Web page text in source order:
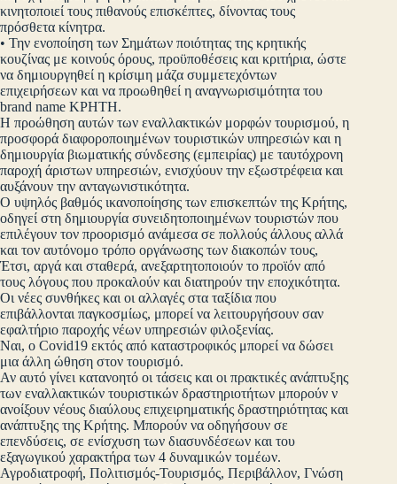
κινητοποιεί τους πιθανούς επισκέπτες, δίνοντας τους
πρόσθετα κίνητρα.
• Την ενοποίηση των Σημάτων ποιότητας της κρητικής
κουζίνας με κοινούς όρους, προϋποθέσεις και κριτήρια, ώστε
να δημιουργηθεί η κρίσιμη μάζα συμμετεχόντων
επιχειρήσεων και να προωθηθεί η αναγνωρισιμότητα του
brand name ΚΡΗΤΗ.
Η προώθηση αυτών των εναλλακτικών μορφών τουρισμού, η
προσφορά διαφοροποιημένων τουριστικών υπηρεσιών και η
δημιουργία βιωματικής σύνδεσης (εμπειρίας) με ταυτόχρονη
παροχή άριστων υπηρεσιών, ενισχύουν την εξωστρέφεια και
αυξάνουν την ανταγωνιστικότητα.
Ο υψηλός βαθμός ικανοποίησης των επισκεπτών της Κρήτης,
οδηγεί στη δημιουργία συνειδητοποιημένων τουριστών που
επιλέγουν τον προορισμό ανάμεσα σε πολλούς άλλους αλλά
και τον αυτόνομο τρόπο οργάνωσης των διακοπών τους,
Έτσι, αργά και σταθερά, ανεξαρτητοποιούν το προϊόν από
τους λόγους που προκαλούν και διατηρούν την εποχικότητα.
Οι νέες συνθήκες και οι αλλαγές στα ταξίδια που
επιβάλλονται παγκοσμίως, μπορεί να λειτουργήσουν σαν
εφαλτήριο παροχής νέων υπηρεσιών φιλοξενίας.
Ναι, ο Covid19 εκτός από καταστροφικός μπορεί να δώσει
μια άλλη ώθηση στον τουρισμό.
Αν αυτό γίνει κατανοητό οι τάσεις και οι πρακτικές ανάπτυξης
των εναλλακτικών τουριστικών δραστηριοτήτων μπορούν ν
ανοίξουν νέους διαύλους επιχειρηματικής δραστηριότητας και
ανάπτυξης της Κρήτης. Μπορούν να οδηγήσουν σε
επενδύσεις, σε ενίσχυση των διασυνδέσεων και του
εξαγωγικού χαρακτήρα των 4 δυναμικών τομέων.
Αγροδιατροφή, Πολιτισμός-Τουρισμός, Περιβάλλον, Γνώση